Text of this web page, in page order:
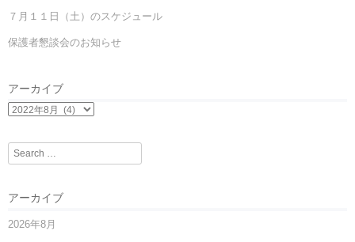
７月１１日（土）のスケジュール
保護者懇談会のお知らせ
アーカイブ
Search
アーカイブ
2026年8月